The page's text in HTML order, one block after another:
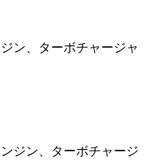
ン、ターボチャージャ
ジン、ターボチャージ